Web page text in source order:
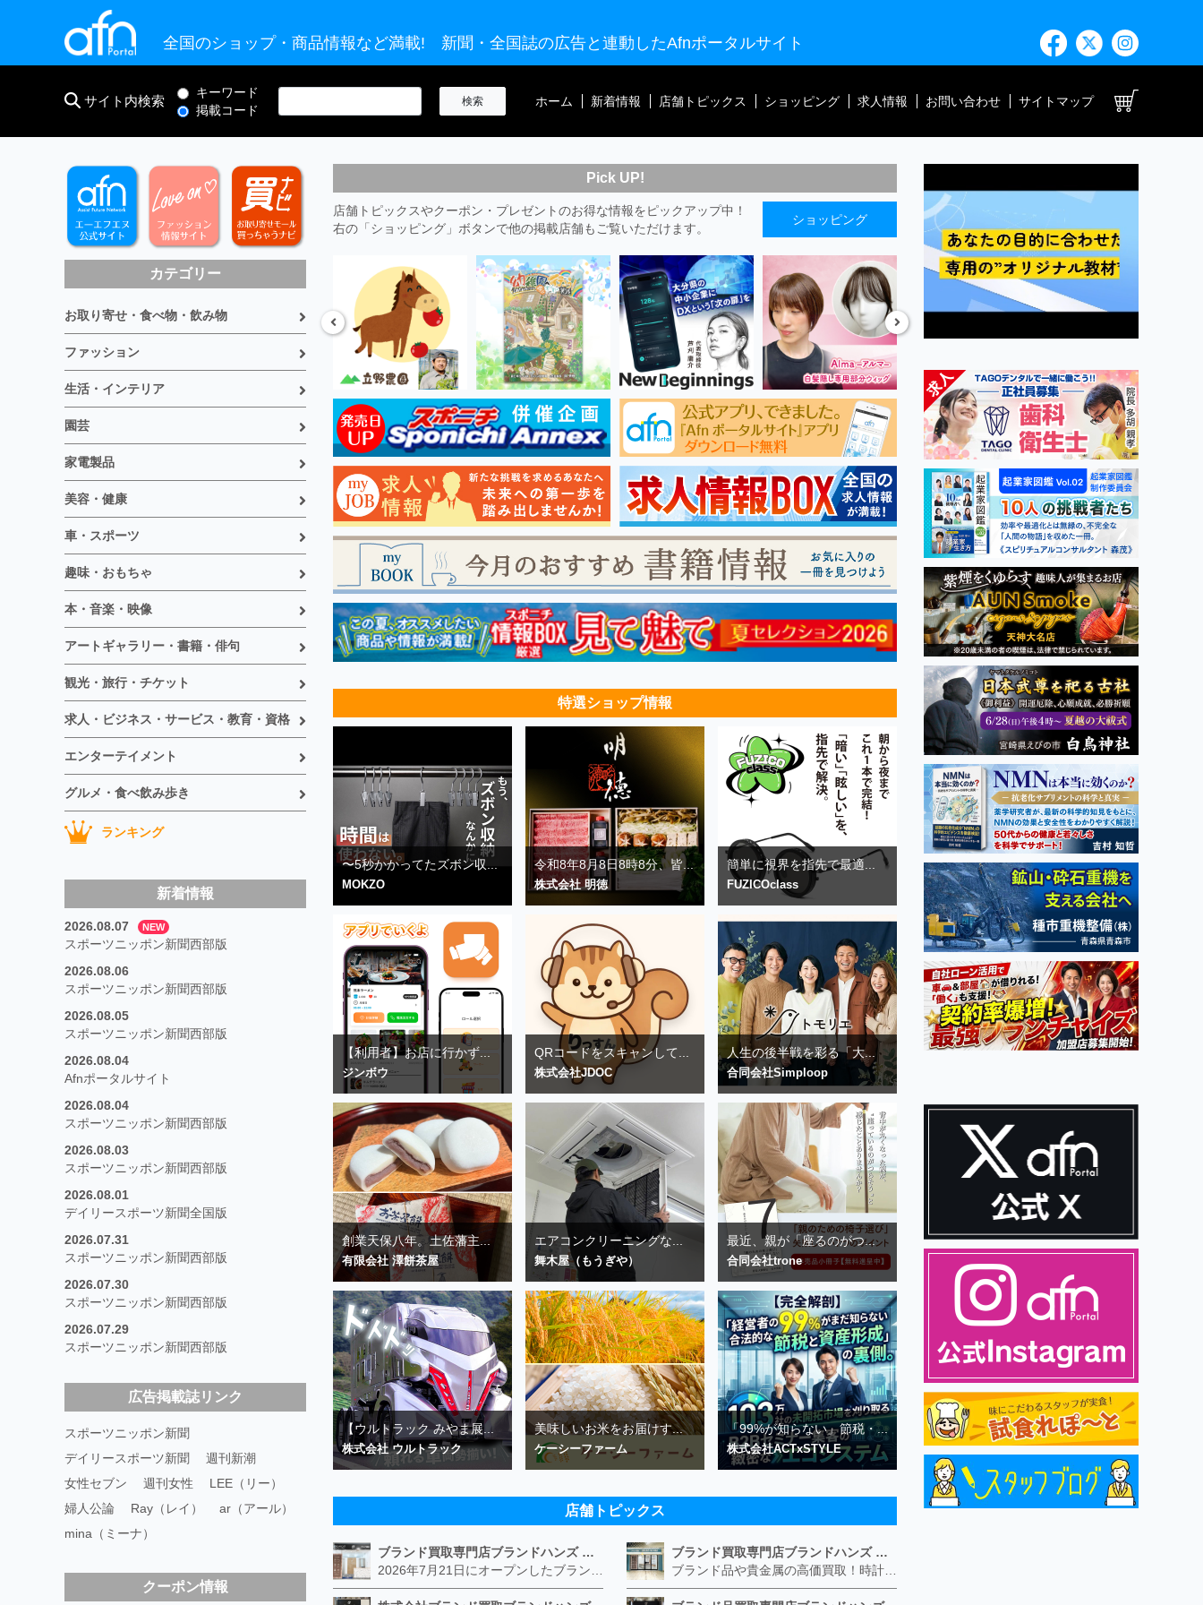
全国のショップ・商品情報など満載! 新聞・全国誌の広告と連動したAfnポータルサイト
サイト内検索
キーワード
掲載コード
ホーム 新着情報 店舗トピックス ショッピング 求人情報 お問い合わせ サイトマップ
カテゴリー
お取り寄せ・食べ物・飲み物
ファッション
生活・インテリア
園芸
家電製品
美容・健康
車・スポーツ
趣味・おもちゃ
本・音楽・映像
アートギャラリー・書籍・俳句
観光・旅行・チケット
求人・ビジネス・サービス・教育・資格
エンターテイメント
グルメ・食べ飲み歩き
ランキング
新着情報
2026.08.07 NEW
スポーツニッポン新聞西部版
2026.08.06
スポーツニッポン新聞西部版
2026.08.05
スポーツニッポン新聞西部版
2026.08.04
Afnポータルサイト
2026.08.04
スポーツニッポン新聞西部版
2026.08.03
スポーツニッポン新聞西部版
2026.08.01
デイリースポーツ新聞全国版
2026.07.31
スポーツニッポン新聞西部版
2026.07.30
スポーツニッポン新聞西部版
2026.07.29
スポーツニッポン新聞西部版
広告掲載誌リンク
スポーツニッポン新聞
デイリースポーツ新聞
週刊新潮
女性セブン
週刊女性
LEE（リー）
婦人公論
Ray（レイ）
ar（アール）
mina（ミーナ）
クーポン情報
Pick UP!
店舗トピックスやクーポン・プレゼントのお得な情報をピックアップ中！
右の「ショッピング」ボタンで他の掲載店舗もご覧いただけます。
ショッピング
特選ショップ情報
〜5秒かかってたズボン収...
MOKZO
令和8年8月8日8時8分、皆...
株式会社 明徳
簡単に視界を指先で最適...
FUZICOclass
【利用者】お店に行かず...
ジンボウ
QRコードをスキャンして...
株式会社JDOC
人生の後半戦を彩る「大...
合同会社Simploop
創業天保八年。土佐藩主...
有限会社 澤餅茶屋
エアコンクリーニングな...
舞木屋（もうぎや）
最近、親が「座るのがつ...
合同会社trone
【ウルトラック みやま展...
株式会社 ウルトラック
美味しいお米をお届けす...
ケーシーファーム
「99%が知らない」節税・...
株式会社ACTxSTYLE
店舗トピックス
ブランド買取専門店ブランドハンズ エトレ豊中店
ブランド買取専門店ブランドハンズ ソリオ宝塚店